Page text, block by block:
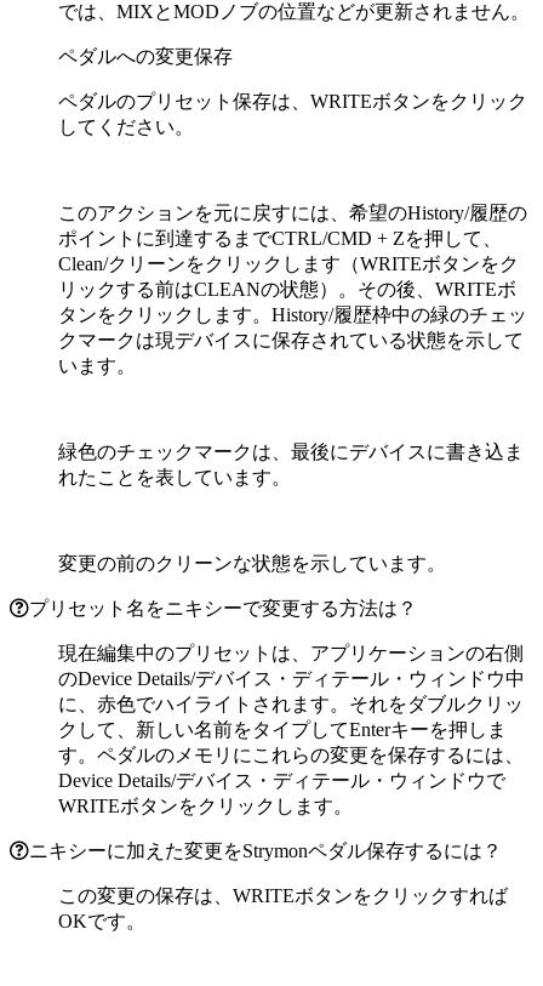
では、MIXとMODノブの位置などが更新されません。
ペダルへの変更保存
ペダルのプリセット保存は、WRITEボタンをクリック
してください。
このアクションを元に戻すには、希望のHistory/履歴の
ポイントに到達するまでCTRL/CMD + Zを押して、
Clean/クリーンをクリックします（WRITEボタンをク
リックする前はCLEANの状態）。その後、WRITEボ
タンをクリックします。History/履歴枠中の緑のチェッ
クマークは現デバイスに保存されている状態を示して
います。
緑色のチェックマークは、最後にデバイスに書き込ま
れたことを表しています。
変更の前のクリーンな状態を示しています。
プリセット名をニキシーで変更する方法は？
現在編集中のプリセットは、アプリケーションの右側
のDevice Details/デバイス・ディテール・ウィンドウ中
に、赤色でハイライトされます。それをダブルクリッ
クして、新しい名前をタイプしてEnterキーを押しま
す。ペダルのメモリにこれらの変更を保存するには、
Device Details/デバイス・ディテール・ウィンドウで
WRITEボタンをクリックします。
ニキシーに加えた変更をStrymonペダル保存するには？
この変更の保存は、WRITEボタンをクリックすれば
OKです。